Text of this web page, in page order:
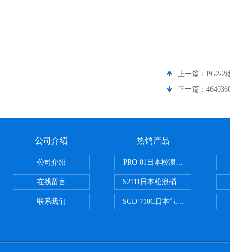
上一篇： PG2-2
下一篇：
公司介绍
公司介绍
在线留言
联系我们
热销产品
PRO-01日本松浪硝子玻璃制品载
S2111日本松浪硝子载玻片
SGD-710C日本气体分割器